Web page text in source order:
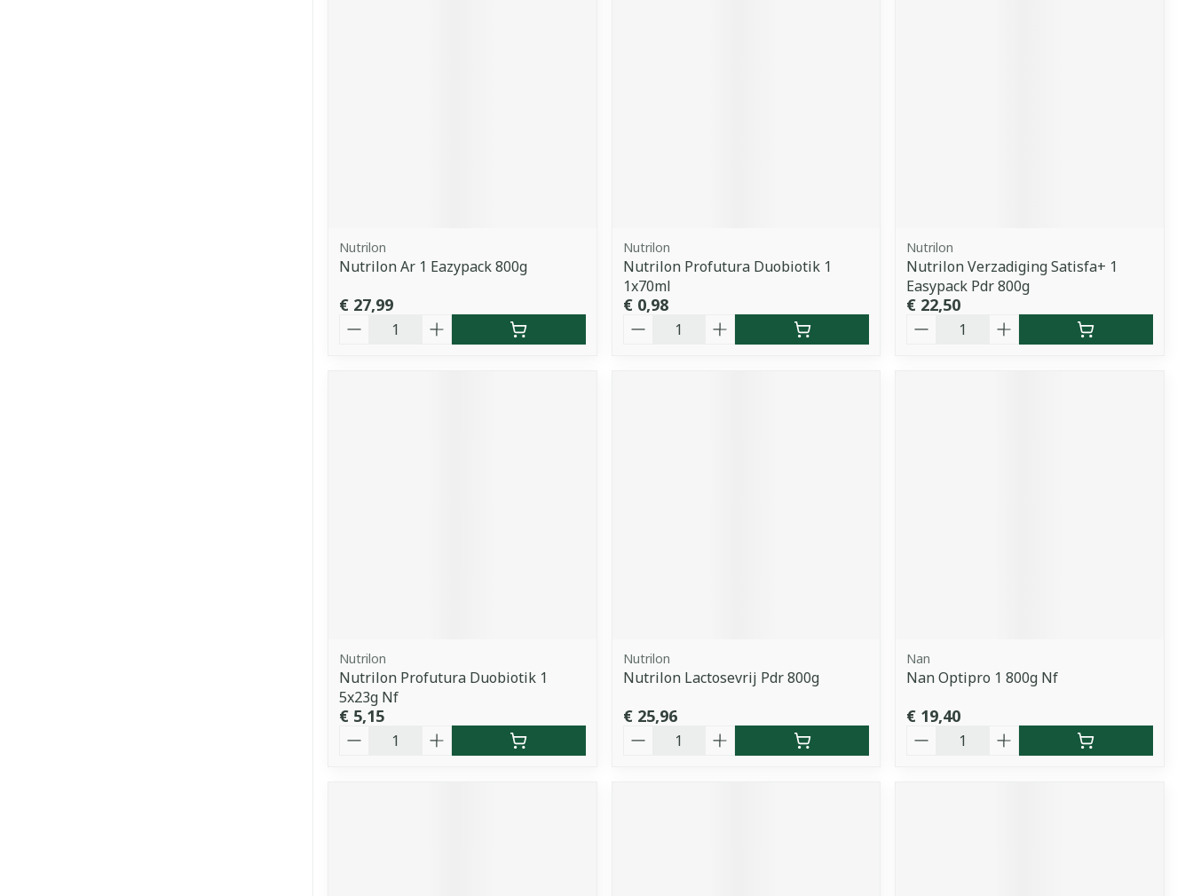
Nutrilon
Nutrilon Ar 1 Eazypack 800g
€ 27,99
Nutrilon
Nutrilon Profutura Duobiotik 1
1x70ml
€ 0,98
Nutrilon
Nutrilon Verzadiging Satisfa+ 1
Easypack Pdr 800g
€ 22,50
Nutrilon
Nutrilon Profutura Duobiotik 1
5x23g Nf
€ 5,15
Nutrilon
Nutrilon Lactosevrij Pdr 800g
€ 25,96
Nan
Nan Optipro 1 800g Nf
€ 19,40